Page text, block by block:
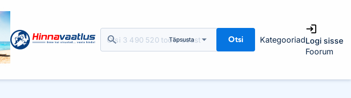
Täpsusta Otsi KategooriadLogi sisse
Foorum